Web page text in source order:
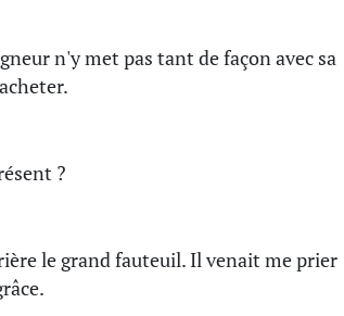
n'y met pas tant de façon avec sa
?
le grand fauteuil. Il venait me prier